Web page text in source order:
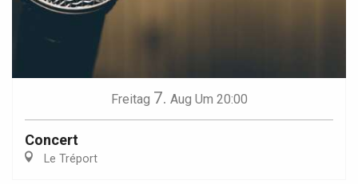
Freitag 7. Aug Um 20:00
Concert
Le Tréport